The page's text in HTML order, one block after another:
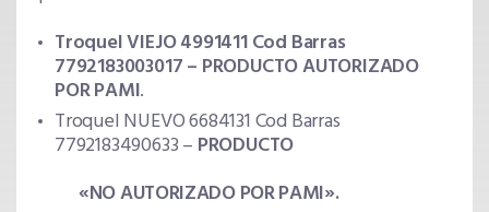
Troquel VIEJO 4991411 Cod Barras
7792183003017 – PRODUCTOAUTORIZADO
POR PAMI.
Troquel NUEVO 6684131 Cod Barras
7792183490633 – PRODUCTO
«NO AUTORIZADOPOR PAMI».